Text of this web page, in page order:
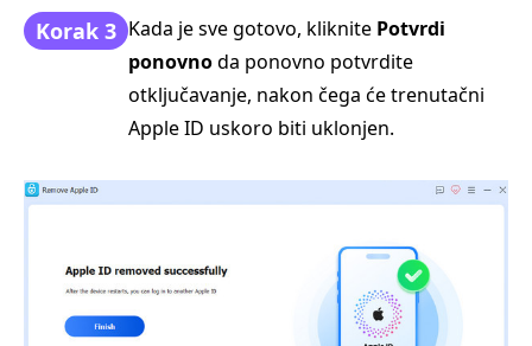
Korak 3 Kada je sve gotovo, kliknite Potvrdi
ponovnoda ponovno potvrdite
otključavanje, nakon čega će trenutačni
Apple ID uskoro biti uklonjen.